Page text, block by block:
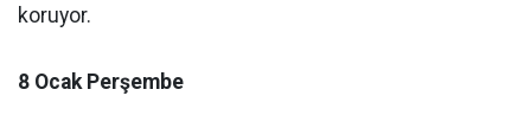
koruyor.
8 Ocak Perşembe